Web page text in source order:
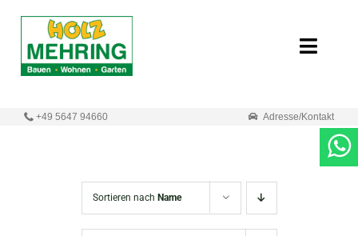
springen
Toggle
+49 5647 94660 Adresse/Kontakt
Sortieren nach Name